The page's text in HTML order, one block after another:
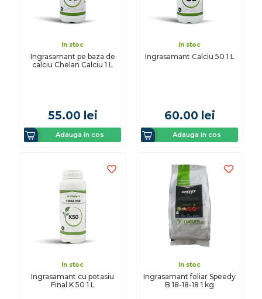
In stoc
Ingrasamant pe baza de
calciu Chelan Calciu 1 L
55.00 lei
Adauga in cos
In stoc
Ingrasamant Calciu 50 1 L
60.00 lei
Adauga in cos
In stoc
Ingrasamant cu potasiu
Final K 50 1 L
In stoc
Ingrasamant foliar Speedy
B 18-18-18 1 kg